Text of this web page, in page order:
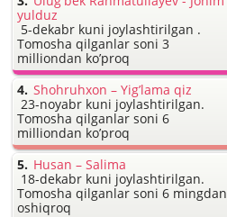
yulduz
5-dekabr kuni joylashtirilgan .
Tomosha qilganlar soni 3
milliondan ko’proq
Shohruhxon – Yig’lama qiz
23-noyabr kuni joylashtirilgan.
Tomosha qilganlar soni 6
milliondan ko’proq
Husan – Salima
18-dekabr kuni joylashtirilgan.
Tomosha qilganlar soni 6 mingdan
oshiqroq